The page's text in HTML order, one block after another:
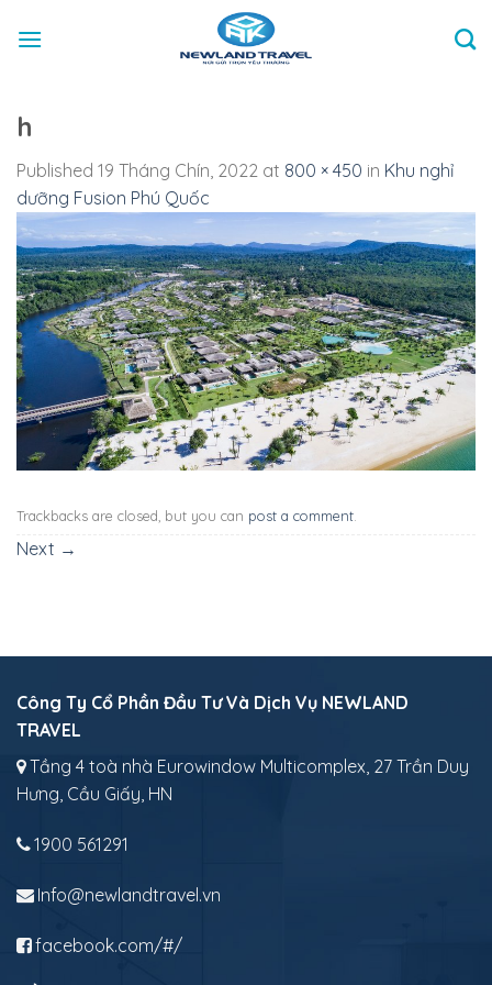
h
Published 19 Tháng Chín, 2022 at 800 × 450 in Khu nghỉ
dưỡng Fusion Phú Quốc
Trackbacks are closed, but you can post a comment
Next →
Công Ty Cổ Phần Đầu Tư Và Dịch Vụ NEWLAND
TRAVEL
Tầng 4 toà nhà Eurowindow Multicomplex, 27 Trần Duy
Hưng, Cầu Giấy, HN
1900 561291
Info@newlandtravel.vn
facebook.com/#/